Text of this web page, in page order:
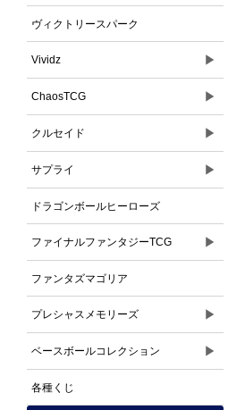
ヴィクトリースパーク
Vividz ▶
ChaosTCG ▶
クルセイド ▶
サプライ ▶
ドラゴンボールヒーローズ
ファイナルファンタジーTCG ▶
ファンタズマゴリア
プレシャスメモリーズ ▶
ベースボールコレクション ▶
各種くじ